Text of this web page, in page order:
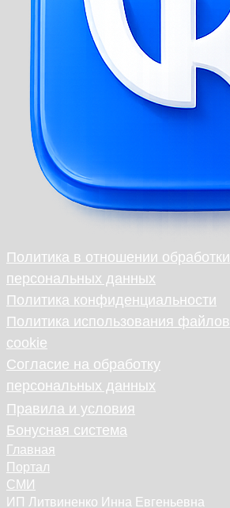
Политика в отношении обработки
персональных данных
Политика конфиденциальности
Политика использования файлов
cookie
Согласие на обработку
персональных данных
Правила и условия
Бонусная система
Главная
Портал
СМИ
ИП Литвиненко Инна Евгеньевна